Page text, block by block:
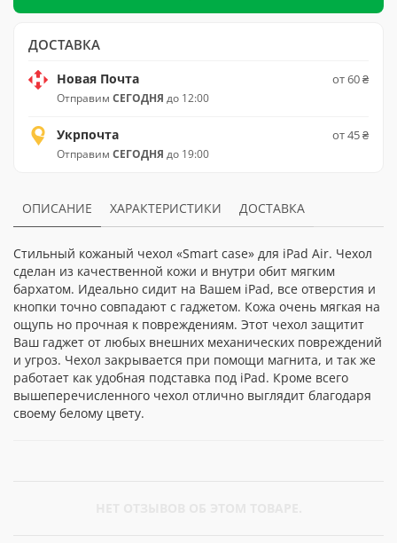
ДОСТАВКА
Новая Почта
Отправим СЕГОДНЯ до 12:00
от 60 ₴
Укрпочта
Отправим СЕГОДНЯ до 19:00
от 45 ₴
ОПИСАНИЕ ХАРАКТЕРИСТИКИ ДОСТАВКА
Стильный кожаный чехол «Smart case» для iPad Air. Чехол
сделан из качественной кожи и внутри обит мягким
бархатом. Идеально сидит на Вашем iPad, все отверстия и
кнопки точно совпадают с гаджетом. Кожа очень мягкая на
ощупь но прочная к повреждениям. Этот чехол защитит
Ваш гаджет от любых внешних механических повреждений
и угроз. Чехол закрывается при помощи магнита, и так же
работает как удобная подставка под iPad. Кроме всего
вышеперечисленного чехол отлично выглядит благодаря
своему белому цвету.